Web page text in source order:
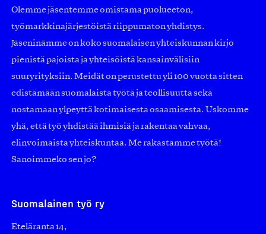
Olemme jäsentemme omistama puolueeton,
työmarkkinajärjestöistä riippumaton yhdistys.
Jäseninämme on koko suomalaisen yhteiskunnan kirjo
pienistä pajoista ja yhteisöistä kansainvälisiin
suuryrityksiin. Meidät on perustettu yli 100 vuotta sitten
edistämään suomalaista työtä ja teollisuutta sekä
nostamaan ylpeyttä kotimaisesta osaamisesta. Uskomme
yhä, että työ yhdistää ihmisiä ja rakentaa vahvaa,
elinvoimaista yhteiskuntaa. Me rakastamme työtä!
Sanoimmeko sen jo?
Suomalainen työ ry
Eteläranta 14,